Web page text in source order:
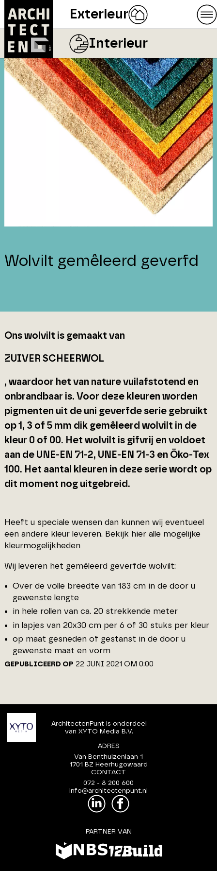
Exterieur
Interieur
Wolvilt gemêleerd geverfd
Ons wolvilt is gemaakt van
ZUIVER SCHEERWOL
, waardoor het van nature vuilafstotend en
onbrandbaar is. Voor deze kleuren worden
pigmenten uit de uni geverfde serie gebruikt
op 1, 3 of 5 mm dik gemêleerd wolvilt in de
kleur 0 of 00. Het wolvilt is gifvrij en voldoet
aan de UNE-EN 71-2, UNE-EN 71-3 en Öko-Tex
100. Het aantal kleuren in deze serie wordt op
dit moment nog uitgebreid.
Heeft u speciale wensen dan kunnen wij eventueel
een andere kleur leveren. Bekijk hier alle mogelijke
kleurmogelijkheden
Wij leveren het gemêleerd geverfde wolvilt:
Over de volle breedte van 183 cm in de door u
gewenste lengte
in hele rollen van ca. 20 strekkende meter
in lapjes van 20x30 cm per 6 of 30 stuks per kleur
op maat gesneden of gestanst in de door u
gewenste maat en vorm
GEPUBLICEERD OP 22 JUNI 2021 OM 0:00
ArchitectenPunt is onderdeel
van XYTO Media B.V.
ADRES
Van Benthuizenlaan 1
1701 BZ Heerhugowaard
CONTACT
072 - 8 200 600
info@architectenpunt.nl
PARTNER VAN